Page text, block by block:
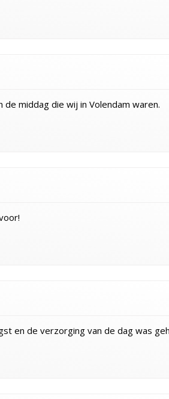
de middag die wij in Volendam waren.
en de verzorging van de dag was